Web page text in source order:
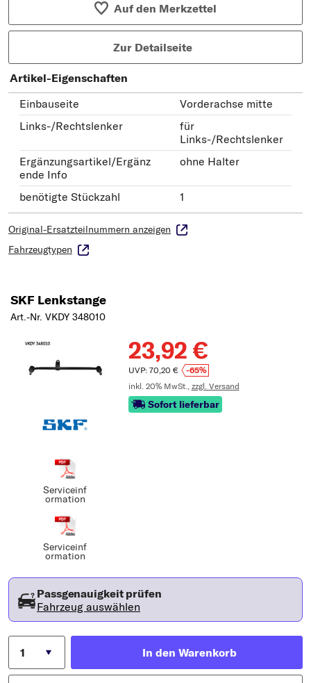
Auf den Merkzettel
Zur Detailseite
Artikel-Eigenschaften
Einbauseite
Vorderachse mitte
Links-/Rechtslenker
für
Links-/Rechtslenker
Ergänzungsartikel/Ergänz
ende Info
ohne Halter
benötigte Stückzahl 1
Original-Ersatzteilnummern anzeigen
Fahrzeugtypen
SKF Lenkstange
Art.-Nr. VKDY 348010
Serviceinf
ormation
Serviceinf
ormation
23,92 €
UVP: 70,20 €
-65%
inkl. 20% MwSt., zzgl. Versand
Sofort lieferbar
Passgenauigkeit prüfen
Fahrzeug auswählen
In den Warenkorb